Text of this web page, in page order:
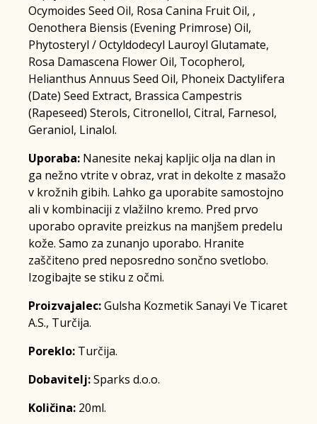
Ocymoides Seed Oil, Rosa Canina Fruit Oil, ,
Oenothera Biensis (Evening Primrose) Oil,
Phytosteryl / Octyldodecyl Lauroyl Glutamate,
Rosa Damascena Flower Oil, Tocopherol,
Helianthus Annuus Seed Oil, Phoneix Dactylifera
(Date) Seed Extract, Brassica Campestris
(Rapeseed) Sterols, Citronellol, Citral, Farnesol,
Geraniol, Linalol.
Uporaba: Nanesite nekaj kapljic olja na dlan in
ga nežno vtrite v obraz, vrat in dekolte z masažo
v krožnih gibih. Lahko ga uporabite samostojno
ali v kombinaciji z vlažilno kremo. Pred prvo
uporabo opravite preizkus na manjšem predelu
kože. Samo za zunanjo uporabo. Hranite
zaščiteno pred neposredno sončno svetlobo.
Izogibajte se stiku z očmi.
Proizvajalec:Gulsha Kozmetik Sanayi Ve Ticaret
A.S., Turčija.
Poreklo: Turčija.
Dobavitelj:Sparks d.o.o.
Količina: 20ml.